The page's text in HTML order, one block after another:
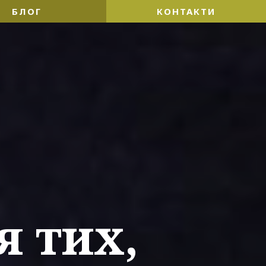
БЛОГ КОНТАКТИ
тих,